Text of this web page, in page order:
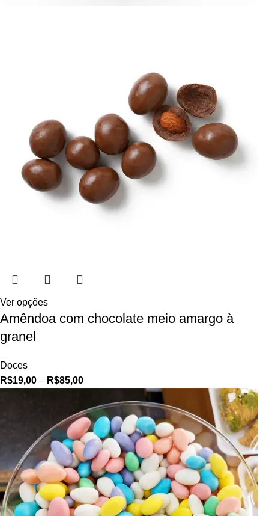
Ver opções
Amêndoa com chocolate meio amargo à
granel
Doces
R$19,00 – R$85,00